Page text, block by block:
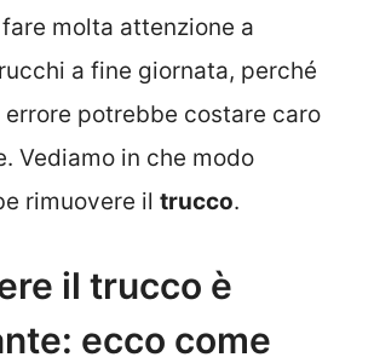
molta attenzione a
a fine giornata, perché
errore potrebbe costare caro
Vediamo in che modo
rimuovere il trucco.
il trucco è
ecco come